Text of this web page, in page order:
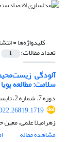
کلیدواژه‌ها =
تعداد مقالات: 1
آلودگی
سلامت: مطالعه
دوره 7، شماره 2، تابستان 1401، صفحه
زهرامیلا علمی،
مشاهده مقاله